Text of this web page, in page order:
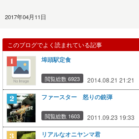
2017年04月11日
このブログでよく読まれている記事
埠頭駅定食
閲覧総数 6923 2014.08.21 21:21
ファースター 怒りの銃弾
閲覧総数 1603 2011.09.23 19:33
リアルなオニヤンマ君